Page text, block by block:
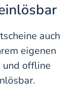
auch
eigenen
und offline